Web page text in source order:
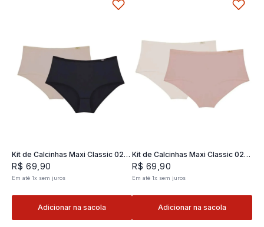
Kit de Calcinhas Maxi Classic 02 -
2 und
R$ 69 90
Em até1x sem juros
Adicionar na sacola
Kit de Calcinhas Maxi Classic 02 -
2 und
R$ 69 ,90
Em até 1x sem juros
Adicionar na sacola